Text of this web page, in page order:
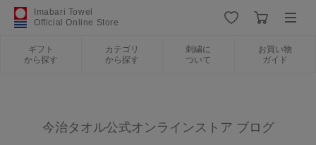
Imabari Towel
Official Online Store
ギフト
から探す
カテゴリ
から探す
刺繍に
ついて
お買い物
ガイド
ギフトから探す
今治タオル公式オンラインストア ブログ